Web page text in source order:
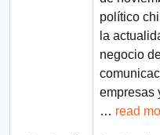
político
la
negocio
empresas
… read